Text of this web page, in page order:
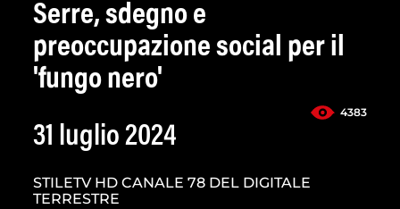
Serre, sdegno e
preoccupazione social per il
'fungo nero'
4383
31 luglio 2024
STILETV HD CANALE 78 DEL DIGITALE
TERRESTRE